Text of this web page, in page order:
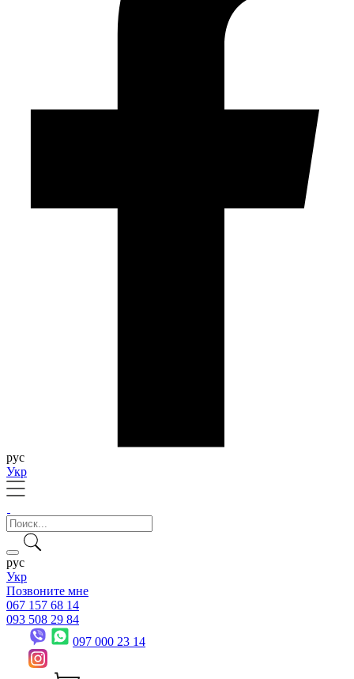
рус
Укр
рус
Укр
Позвоните мне
067 157 68 14
093 508 29 84
097 000 23 14